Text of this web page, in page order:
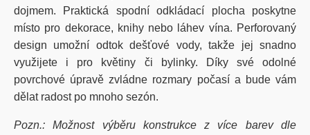
dojmem. Praktická spodní odkládací plocha poskytne
místo pro dekorace, knihy nebo láhev vína. Perforovaný
design umožní odtok dešťové vody, takže jej snadno
využijete i pro květiny či bylinky. Díky své odolné
povrchové úpravě zvládne rozmary počasí a bude vám
dělat radost po mnoho sezón.
Pozn.: Možnost výběru konstrukce z více barev dle